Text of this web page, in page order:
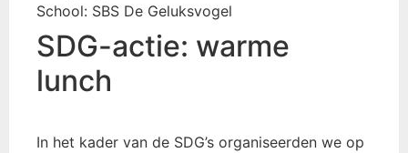
School: SBS De Geluksvogel
SDG-actie: warme
lunch
In het kader van de SDG’s organiseerden we op